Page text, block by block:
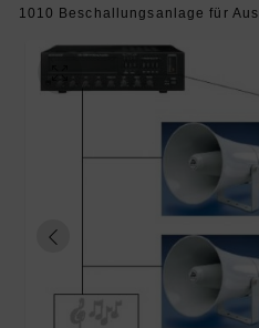
1010 Beschallungsanlage für